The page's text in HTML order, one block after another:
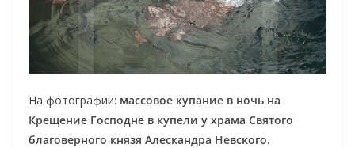
На фотографии: массовое купание в ночь на
Крещение Господне в купели у храма Святого
благоверного князя Алескандра Невского.